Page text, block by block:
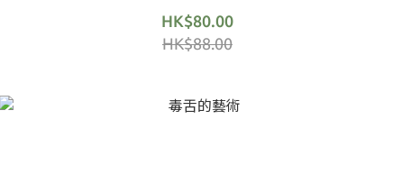
HK$80.00
HK$88.00